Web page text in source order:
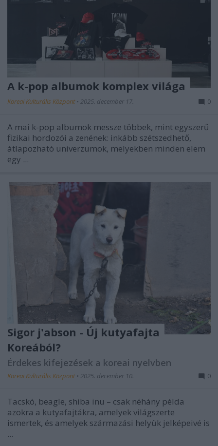
A k-pop albumok komplex világa
Koreai Kulturális Központ • 2025. december 17. 0
A mai k-pop albumok messze többek, mint egyszerű
fizikai hordozói a zenének: inkább szétszedhető,
átlapozható univerzumok, melyekben minden elem
egy ...
Sigor j'abson - Új kutyafajta
Koreából?
Érdekes kifejezések a koreai nyelvben
Koreai Kulturális Központ • 2025. december 10. 0
Tacskó, beagle, shiba inu – csak néhány példa
azokra a kutyafajtákra, amelyek világszerte
ismertek, és amelyek származási helyük jelképeivé is
...